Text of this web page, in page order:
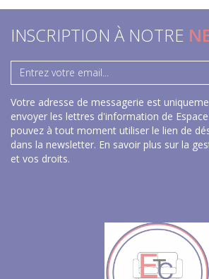
INSCRIPTION À NOTRE
Votre adresse de messagerie est
envoyer les lettres d'information de
pouvez à tout moment utiliser le lien de
dans la newsletter. En savoir plus sur la
et vos droits.